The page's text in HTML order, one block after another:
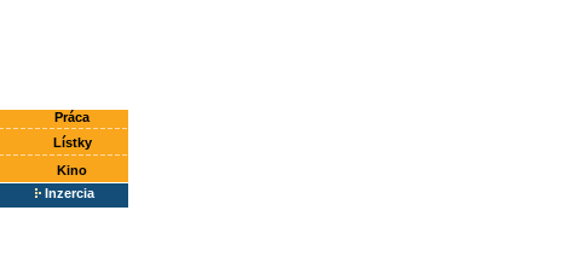
Práca
Lístky
Kino
Inzercia